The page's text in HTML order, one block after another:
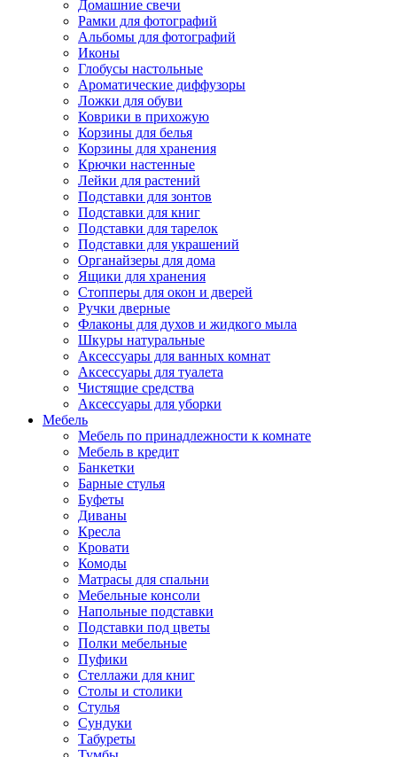
Домашние свечи
Рамки для фотографий
Альбомы для фотографий
Иконы
Глобусы настольные
Ароматические диффузоры
Ложки для обуви
Коврики в прихожую
Корзины для белья
Корзины для хранения
Крючки настенные
Лейки для растений
Подставки для зонтов
Подставки для книг
Подставки для тарелок
Подставки для украшений
Органайзеры для дома
Ящики для хранения
Стопперы для окон и дверей
Ручки дверные
Флаконы для духов и жидкого мыла
Шкуры натуральные
Аксессуары для ванных комнат
Аксессуары для туалета
Чистящие средства
Аксессуары для уборки
Мебель
Мебель по принадлежности к комнате
Мебель в кредит
Банкетки
Барные стулья
Буфеты
Диваны
Кресла
Кровати
Комоды
Матрасы для спальни
Мебельные консоли
Напольные подставки
Подставки под цветы
Полки мебельные
Пуфики
Стеллажи для книг
Столы и столики
Стулья
Сундуки
Табуреты